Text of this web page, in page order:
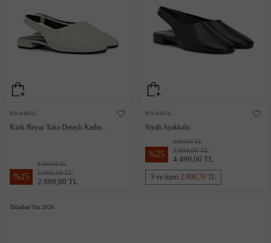
DIVARESE
Kırık Beyaz Toka Detaylı Kadın
%25
9.999,00 TL
3.999,00 TL
2.999,00 TL
DIVARESE
Siyah Ayakkabı
%25
9.999,00 TL
5.999,00 TL
4.499,00 TL
3 ve üzeri 2.999,70 TL
İlkbahar/Yaz 2026